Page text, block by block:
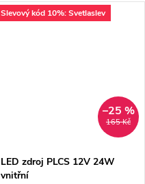
Slevový kód 10%: Svetlaslev
165 Kč
–25 %
LED zdroj PLCS 12V 24W
vnitřní